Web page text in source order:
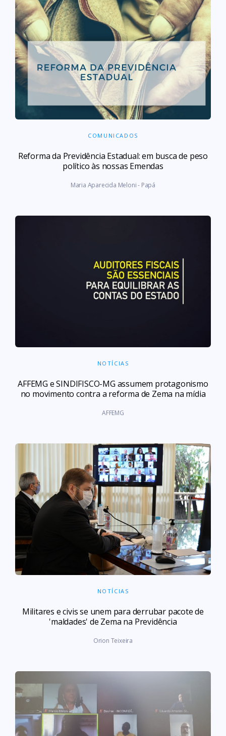
COMUNICADOS
Reforma da Previdência Estadual: em busca de peso
político às nossas Emendas
Maria Aparecida Meloni - Papá
NOTÍCIAS
AFFEMG e SINDIFISCO-MG assumem protagonismo
no movimento contra a reforma de Zema na mídia
AFFEMG
NOTÍCIAS
Militares e civis se unem para derrubar pacote de
'maldades' de Zema na Previdência
Orion Teixeira